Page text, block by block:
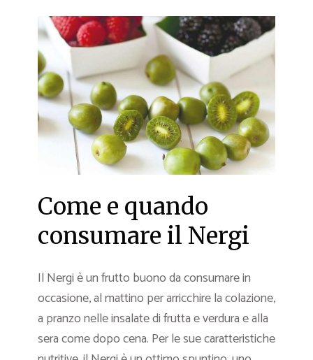
Come e quando
consumare il Nergi
Il Nergi è un frutto buono da consumare in
occasione, al mattino per arricchire la colazione,
a pranzo nelle insalate di frutta e verdura e alla
sera come dopo cena. Per le sue caratteristiche